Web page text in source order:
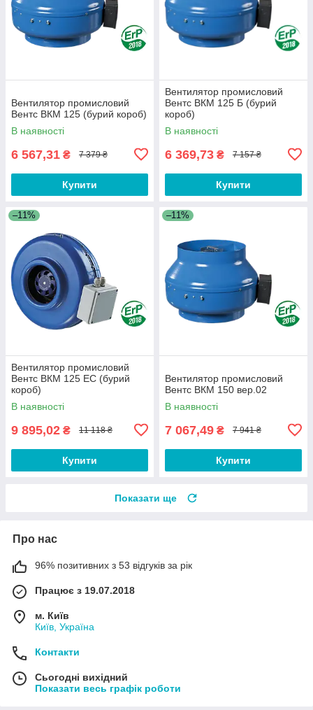
Вентилятор промисловий
Вентс ВКМ 125 (бурий короб)
В наявності
6 567,31 ₴ 7 379 ₴
Купити
Вентилятор промисловий
Вентс ВКМ 125 Б (бурий
короб)
В наявності
6 369,73 ₴ 7 157 ₴
Купити
–11%
Вентилятор промисловий
Вентс ВКМ 125 ЕС (бурий
короб)
В наявності
9 895,02 ₴ 11 118 ₴
Купити
–11%
Вентилятор промисловий
Вентс ВКМ 150 вер.02
В наявності
7 067,49 ₴ 7 941 ₴
Купити
Показати ще
Про нас
96% позитивних з 53 відгуків за рік
Працює з 19.07.2018
м. Київ
Київ, Україна
Контакти
Сьогодні вихідний
Показати весь графік роботи